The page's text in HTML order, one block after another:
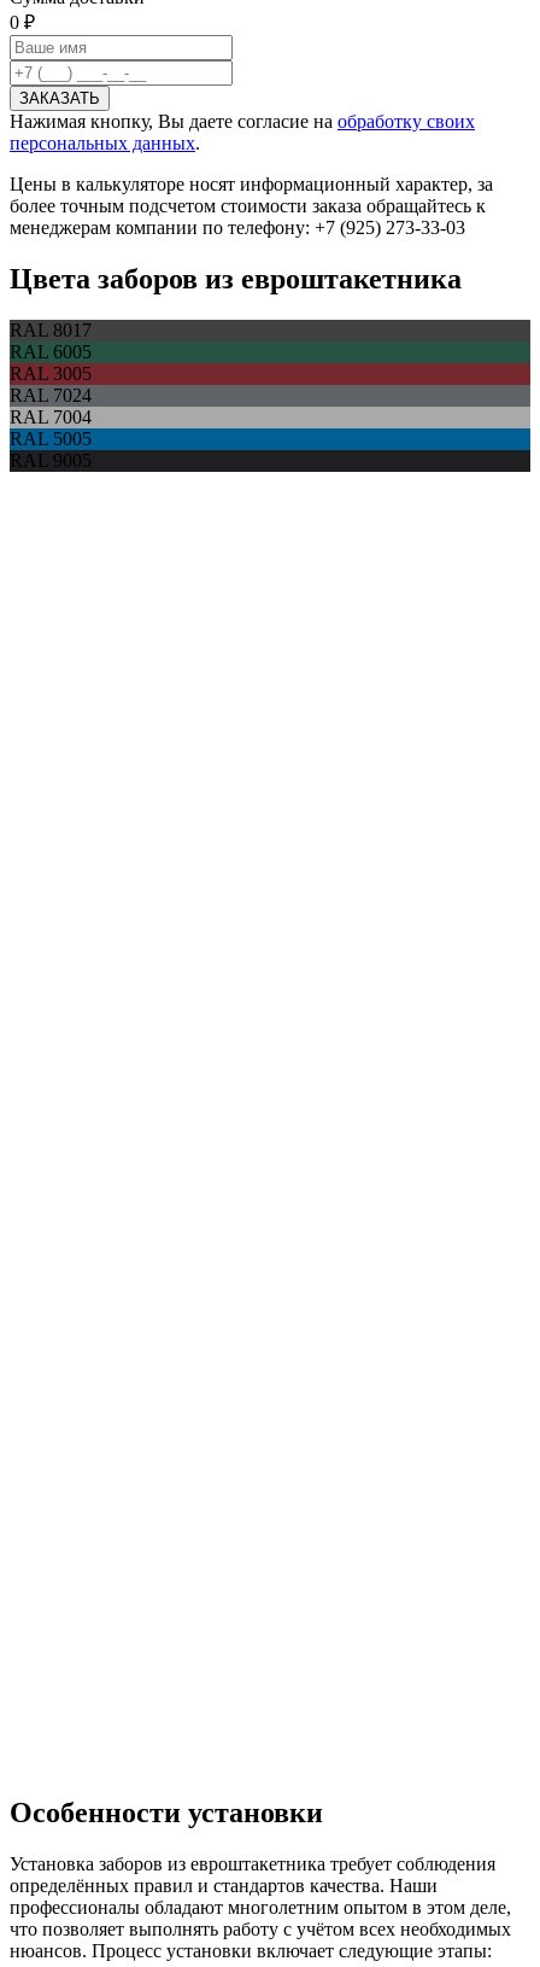
0 ₽
Нажимая кнопку, Вы даете согласие на обработку своих
персональных данных.
Цены в калькуляторе носят информационный характер, за
более точным подсчетом стоимости заказа обращайтесь к
менеджерам компании по телефону: +7 (925) 273-33-03
Цвета заборов из евроштакетника
RAL 8017
RAL 6005
RAL 3005
RAL 7024
RAL 7004
RAL 5005
RAL 9005
Особенности установки
Установка заборов из евроштакетника требует соблюдения
определённых правил и стандартов качества. Наши
профессионалы обладают многолетним опытом в этом деле,
что позволяет выполнять работу с учётом всех необходимых
нюансов. Процесс установки включает следующие этапы: